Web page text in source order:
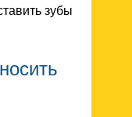
зубы